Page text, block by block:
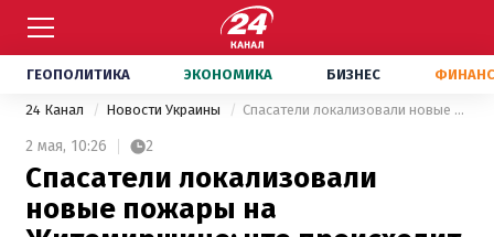
ГЕОПОЛИТИКА ЭКОНОМИКА БИЗНЕС
24 Канал Новости Украины Спасатели локализовали новые пожары на Житомирщине: что происходит в данный момент
2 мая, 10:26 2
Спасатели локализовали
новые пожары на